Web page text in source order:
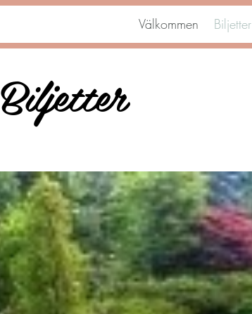
Välkommen Biljetter
Biljetter